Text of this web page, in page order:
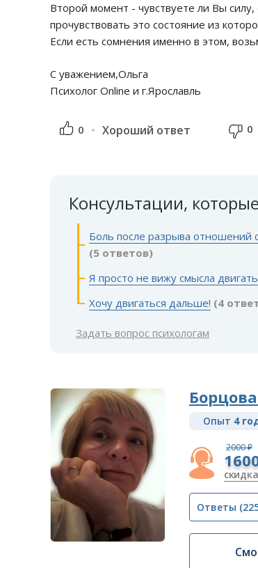
Второй момент - чувствуете ли Вы
прочувствовать это состояние из
Если есть сомнения именно в этом,
С уважением,Ольга
Психолог Online и г.Ярославль
0 Хороший ответ 0
Консультации,
Боль после разрыва отношений
(5 ответов)
Я просто не вижу смысла
Хочу двигаться дальше! (4
Задать вопрос психологам
Опыт 4
2000 ₽
Ответы